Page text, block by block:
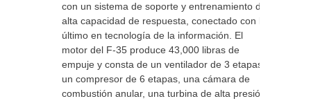
con un sistema de soporte y entrenamiento de
alta capacidad de respuesta, conectado con lo
último en tecnología de la información. El
motor del F-35 produce 43,000 libras de
empuje y consta de un ventilador de 3 etapas,
un compresor de 6 etapas, una cámara de
combustión anular, una turbina de alta presión